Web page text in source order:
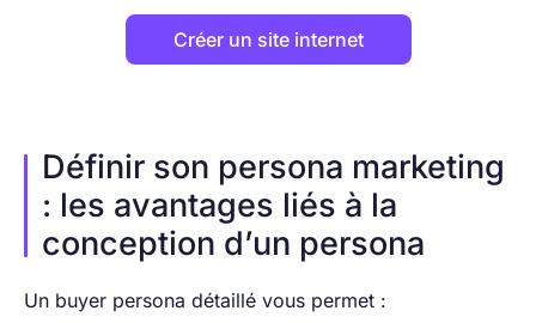
Créer un site internet
Définir son persona marketing
: les avantages liés à la
conception d’un persona
Un buyer persona détaillé vous permet :